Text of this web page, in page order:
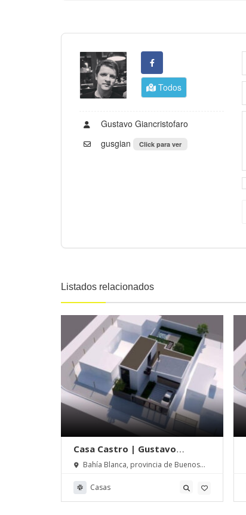
Todos
Gustavo Giancristofaro
gusgian
Click para ver
Listados relacionados
Casa Castro | Gustavo
Giancristofaro arq
Bahía Blanca, provincia de Buenos
Casas